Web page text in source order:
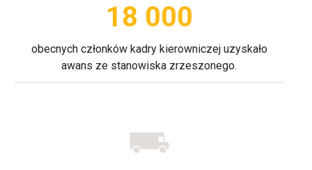
18 000
obecnych członków kadry kierowniczej uzyskało
awans ze stanowiska zrzeszonego.